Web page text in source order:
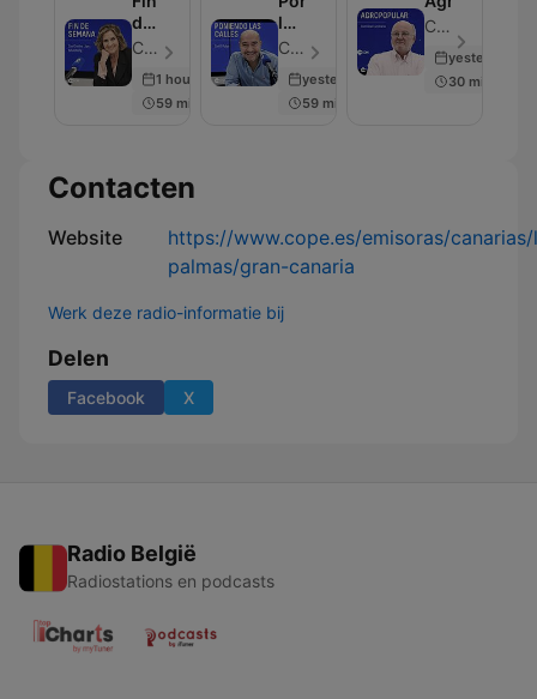
de
Semana
COPE - Aflevering 28
1 hour ago
59 min
las
Calles
COPE - Aflevering 45
yesterday
59 min
COPE - Aflevering 21
yesterday
30 min
Contacten
Website
https://www.cope.es/emisoras/
palmas/gran-canaria
Werk deze radio-informatie bij
Delen
Facebook X
Radio België
Radiostations en podcasts